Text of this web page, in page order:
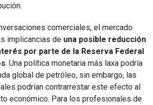
comerciales, el mercado
implicancias de una posible reducción
por parte de la Reserva Federal
. Una política monetaria más laxa podría
global de petróleo, sin embargo, las
podrían contrarrestar este efecto al
económico. Para los profesionales de